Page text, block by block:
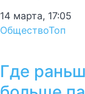
14 марта, 17:05
ОбществоТоп
Где